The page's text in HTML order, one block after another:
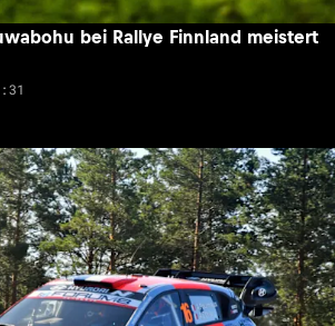
bei Rallye Finnland meistert